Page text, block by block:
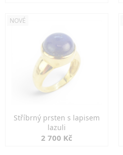
NOVÉ
Stříbrný prsten s lapisem
lazuli
2 700 Kč